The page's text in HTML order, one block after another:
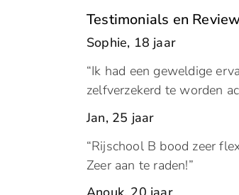
Testimonials en
Sophie, 18 jaar
“Ik had een geweldige
zelfverzekerd te worden
Jan, 25 jaar
“Rijschool B bood zeer
Zeer aan te raden!”